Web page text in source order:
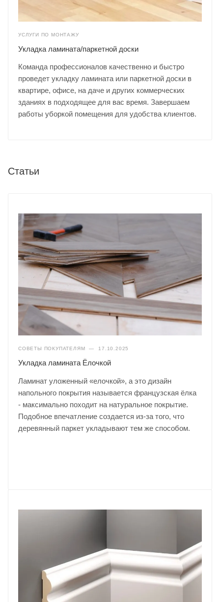
УСЛУГИ ПО МОНТАЖУ
Укладка ламината/паркетной доски
Команда профессионалов качественно и быстро
проведет укладку ламината или паркетной доски в
квартире, офисе, на даче и других коммерческих
зданиях в подходящее для вас время. Завершаем
работы уборкой помещения для удобства клиентов.
Статьи
СОВЕТЫ ПОКУПАТЕЛЯМ — 17.10.2025
Укладка ламината Ёлочкой
Ламинат уложенный «елочкой», а это дизайн
напольного покрытия называется французская ёлка
- максимально походит на натуральное покрытие.
Подобное впечатление создается из-за того, что
деревянный паркет укладывают тем же способом.